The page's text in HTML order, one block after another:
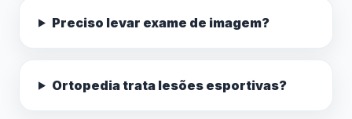
Preciso levar exame de imagem?
Ortopedia trata lesões esportivas?